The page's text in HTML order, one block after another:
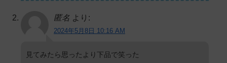
匿名 より:
2024年5月8日 10:16 AM
見てみたら思ったより下品で笑った